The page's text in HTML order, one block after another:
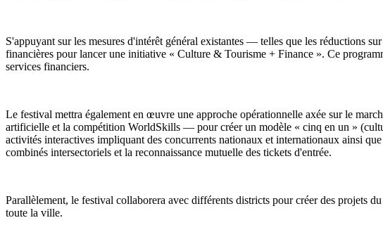
S'appuyant sur les mesures d'intérêt général existantes — telles que les réductions
financières pour lancer une initiative « Culture & Tourisme + Finance ». Ce
services financiers.
Le festival mettra également en œuvre une approche opérationnelle axée sur le
artificielle et la compétition WorldSkills — pour créer un modèle « cinq en un »
activités interactives impliquant des concurrents nationaux et internationaux ainsi
combinés intersectoriels et la reconnaissance mutuelle des tickets d'entrée.
Parallèlement, le festival collaborera avec différents districts pour créer des projets
toute la ville.